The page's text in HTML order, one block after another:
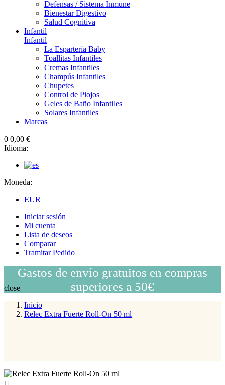
Defensas / Sistema Inmune
Bienestar Digestivo
Salud Cognitiva
Infantil
Infantil
La Espartería Baby
Toallitas Infantiles
Cremas Infantiles
Champús Infantiles
Chupetes
Control de Piojos
Geles de Baño Infantiles
Solares Infantiles
Marcas
0 0,00 €
Idioma:
Moneda:
EUR
Iniciar sesión
Mi cuenta
Lista de deseos
Comparar
Tramitar Pedido
Gastos de envío gratuitos en compras
superiores a 50€
close
Inicio
Relec Extra Fuerte Roll-On 50 ml